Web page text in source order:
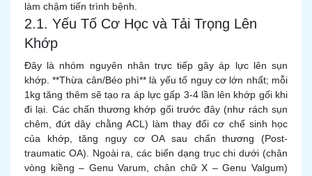
làm chậm tiến trình bệnh.
2.1. Yếu Tố Cơ Học và Tải Trọng Lên
Khớp
Đây là nhóm nguyên nhân trực tiếp gây áp lực lên sụn
khớp. **Thừa cân/Béo phì** là yếu tố nguy cơ lớn nhất; mỗi
1kg tăng thêm sẽ tạo ra áp lực gấp 3-4 lần lên khớp gối khi
đi lại. Các chấn thương khớp gối trước đây (như rách sụn
chêm, đứt dây chằng ACL) làm thay đổi cơ chế sinh học
của khớp, tăng nguy cơ OA sau chấn thương (Post-
traumatic OA). Ngoài ra, các biến dạng trục chi dưới (chân
vòng kiềng – Genu Varum, chân chữ X – Genu Valgum)